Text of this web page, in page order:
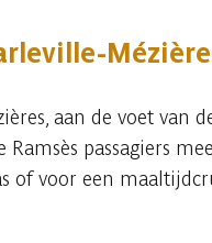
aan de voet van
passagiers
of voor een